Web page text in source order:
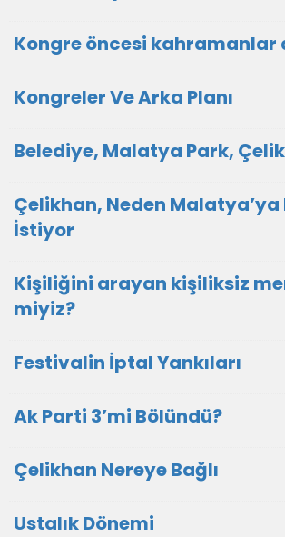
Kongre öncesi kahramanlar
Kongreler Ve Arka Planı
Belediye, Malatya Park,
Çelikhan, Neden
İstiyor
Kişiliğini arayan kişiliksiz
miyiz?
Festivalin İptal Yankıları
Ak Parti 3’mi Bölündü?
Çelikhan Nereye Bağlı
Ustalık Dönemi